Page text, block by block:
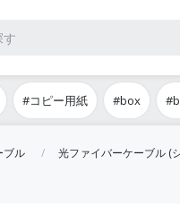
#コピー用紙 #box
ブル 光ファイバーケーブル (